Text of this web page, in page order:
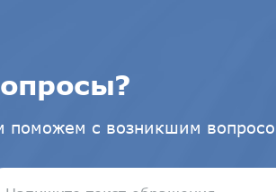
поможем с возникшим